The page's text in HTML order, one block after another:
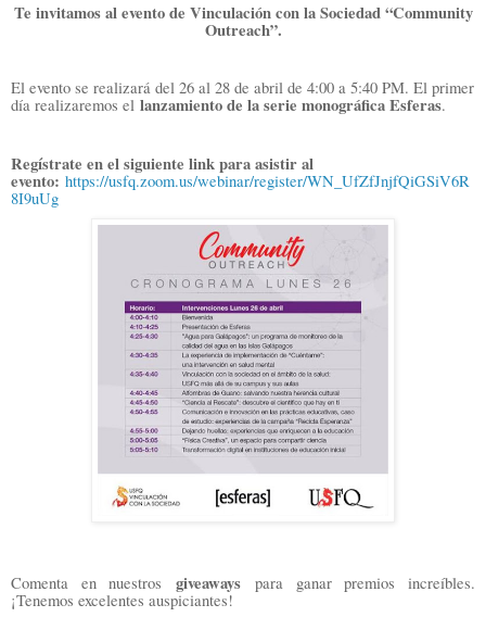
Te invitamos al evento de Vinculación con la Sociedad “Community
Outreach”.
El evento se realizará del 26 al 28 de abril de 4:00 a 5:40 PM. El primer
día realizaremos el lanzamiento de la serie monográfica Esferas.
Regístrate en el siguiente link para asistir al
evento: https://usfq.zoom.us/webinar/register/WN_UfZfJnjfQiGSiV6R
8I9uUg
Comenta en nuestros giveaways para ganar premios increíbles.
¡Tenemos excelentes auspiciantes!